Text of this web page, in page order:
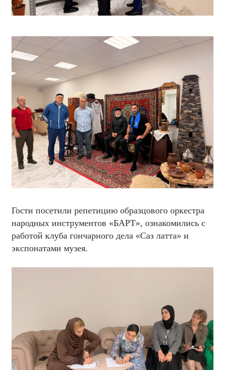
Гости посетили репетицию образцового оркестра
народных инструментов «БАРТ», ознакомились с
работой клуба гончарного дела «Саз латта» и
экспонатами музея.